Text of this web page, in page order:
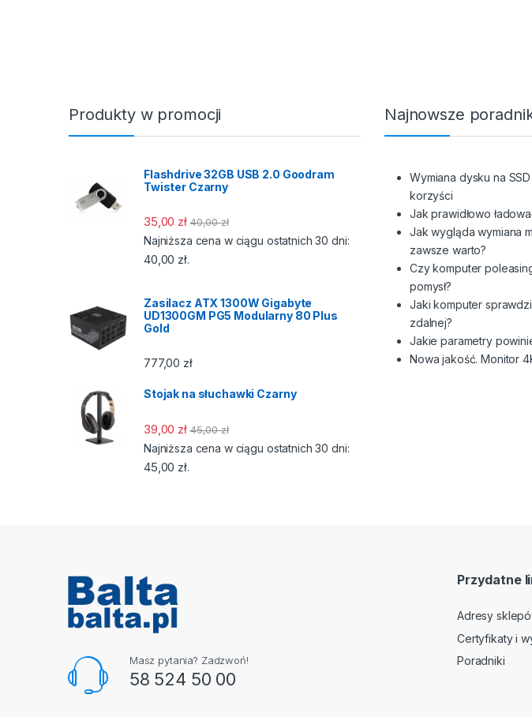
Produkty w promocji
Flashdrive 32GB USB 2.0 Goodram
Twister Czarny
35,00 zł 40,00zł
Najniższa cena w ciągu ostatnich 30 dni:
40,00 zł.
Zasilacz ATX 1300W Gigabyte
UD1300GM PG5 Modularny 80 Plus
Gold
777,00 zł
Stojak na słuchawki Czarny
39,00 zł 45,00zł
Najniższa cena w ciągu ostatnich 30 dni:
45,00 zł.
Najnowsze
Wymiana dysku na
korzyści
Jak prawidłowo
Jak wygląda wymiana
zawsze warto?
Czy komputer
pomysł?
Jaki komputer
zdalnej?
Jakie parametry
Nowa jakość. Monitor
Masz pytania? Zadzwoń!
58 524 50 00
Przydatne
Adresy
Certyfikaty i
Poradniki